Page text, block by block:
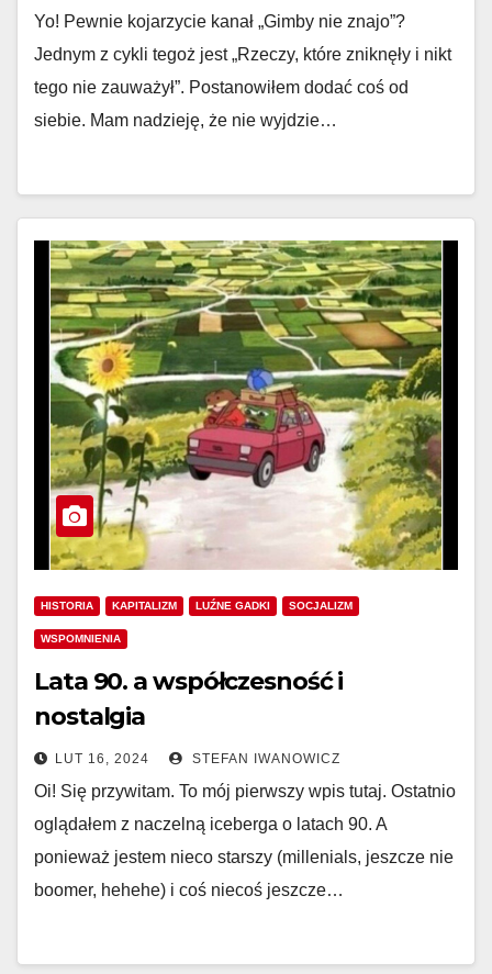
Yo! Pewnie kojarzycie kanał „Gimby nie znajo”?
Jednym z cykli tegoż jest „Rzeczy, które zniknęły i nikt
tego nie zauważył”. Postanowiłem dodać coś od
siebie. Mam nadzieję, że nie wyjdzie…
HISTORIA KAPITALIZM LUŹNE GADKI SOCJALIZM
WSPOMNIENIA
Lata 90. a współczesność i
nostalgia
LUT 16, 2024 STEFAN IWANOWICZ
Oi! Się przywitam. To mój pierwszy wpis tutaj. Ostatnio
oglądałem z naczelną iceberga o latach 90. A
ponieważ jestem nieco starszy (millenials, jeszcze nie
boomer, hehehe) i coś niecoś jeszcze…